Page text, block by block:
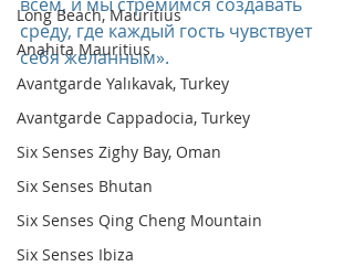
Long Beach, Mauritius
Anahita Mauritius
Avantgarde Yalıkavak, Turkey
Avantgarde Cappadocia, Turkey
Six Senses Zighy Bay, Oman
Six Senses Bhutan
Six Senses Qing Cheng Mountain
Six Senses Ibiza
среду, где каждый гость чувствует
себя желанным».